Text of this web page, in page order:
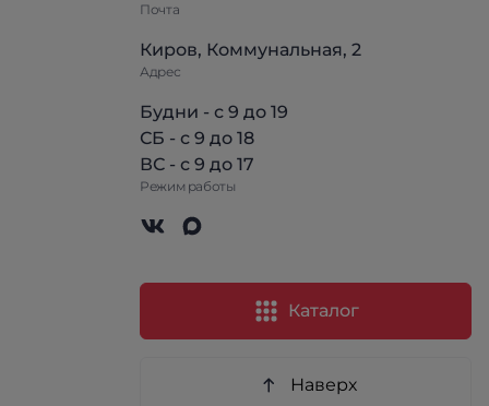
Почта
Киров, Коммунальная, 2
Адрес
Будни - с 9 до 19
СБ - с 9 до 18
ВС - с 9 до 17
Режим работы
Каталог
Наверх